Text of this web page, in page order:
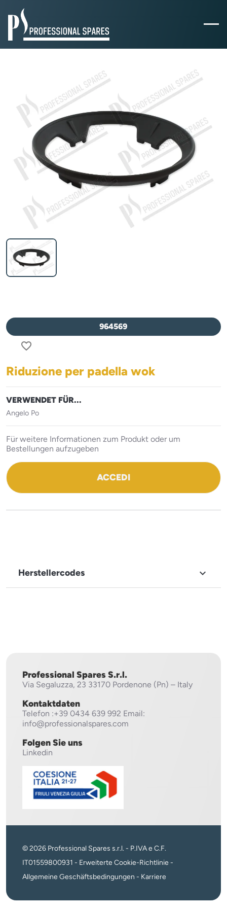
964569
favorite_border
Riduzione per padella wok
VERWENDET FÜR...
Angelo Po
Für weitere Informationen zum Produkt oder um
Bestellungen aufzugeben
ACCEDI
Herstellercodes 
Professional Spares S.r.l.
Via Segaluzza, 23 33170 Pordenone (Pn) – Italy
Kontaktdaten
Telefon :+39 0434 639 992 Email:
info@professionalspares.com
Folgen Sie uns
Linkedin
© 2026 Professional Spares s.r.l. - P.IVA e C.F.
IT01559800931 - Erweiterte Cookie-Richtlinie -
Allgemeine Geschäftsbedingungen - Karriere